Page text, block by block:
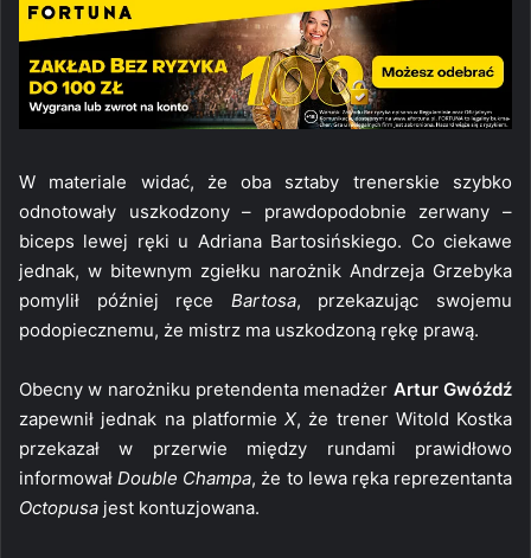
W materiale widać, że oba sztaby trenerskie szybko
odnotowały uszkodzony – prawdopodobnie zerwany –
biceps lewej ręki u Adriana Bartosińskiego. Co ciekawe
jednak, w bitewnym zgiełku narożnik Andrzeja Grzebyka
pomylił później ręce Bartosa, przekazując swojemu
podopiecznemu, że mistrz ma uszkodzoną rękę prawą.
Obecny w narożniku pretendenta menadżer Artur Gwóźdź
zapewnił jednak na platformie X, że trener Witold Kostka
przekazał w przerwie między rundami prawidłowo
informowałDouble Champa, że to lewa ręka reprezentanta
Octopusa jest kontuzjowana.